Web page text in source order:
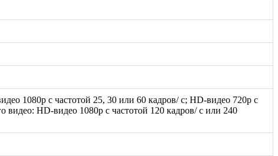
1080p с частотой 25, 30 или 60 кадров/ с; HD-видео 720p с
видео: HD-видео 1080р c частотой 120 кадров/ с или 240